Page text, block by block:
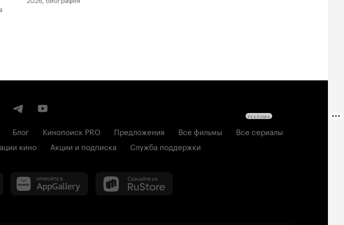
Блог Кинопоиск PRO Предложения Все фильмы
Все сериалы
кино Акции и подписка Служба поддержки
РЕКЛАМА